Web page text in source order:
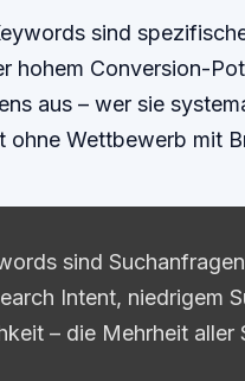
sind
hohem Conversion-
aus – wer sie
ohne Wettbewerb mit
sind
Intent, niedrigem
– die Mehrheit